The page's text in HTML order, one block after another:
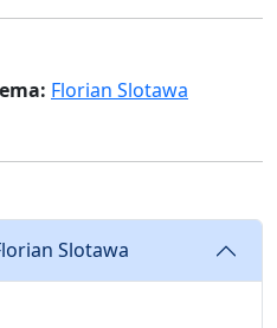
Florian Slotawa
Slotawa